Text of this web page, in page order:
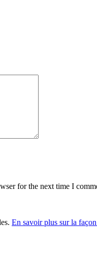
for the next time I
En savoir plus sur la